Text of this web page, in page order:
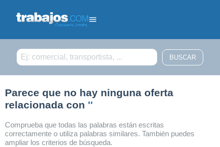
Parece que no hay ninguna oferta
relacionada con ''
Comprueba que todas las palabras están escritas
correctamente o utiliza palabras similares. También puedes
ampliar los criterios de búsqueda.